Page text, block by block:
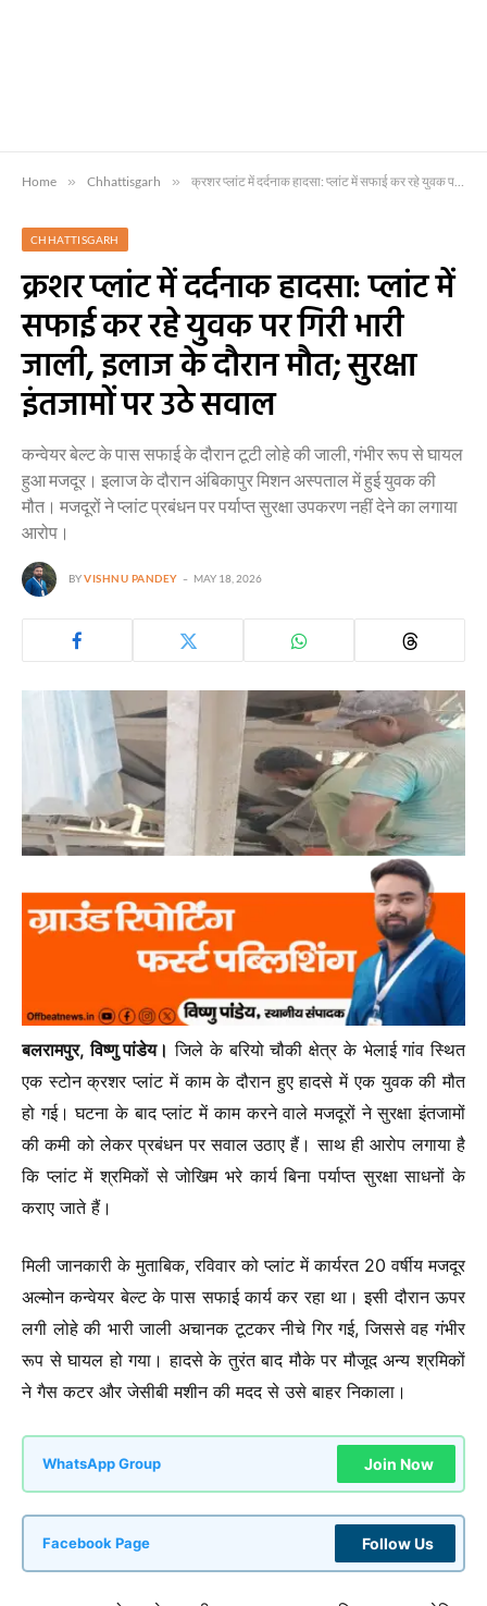
Home » Chhattisgarh » क्रशर प्लांट में दर्दनाक हादसा: प्लांट में सफाई कर रहे युवक पर गिरी भारी जाली, इलाज के दौरान मौत; सुरक्षा इंतजामों पर उठे सवाल
CHHATTISGARH
क्रशर प्लांट में दर्दनाक हादसा: प्लांट में
सफाई कर रहे युवक पर गिरी भारी
जाली, इलाज के दौरान मौत; सुरक्षा
इंतजामों पर उठे सवाल
कन्वेयर बेल्ट के पास सफाई के दौरान टूटी लोहे की जाली, गंभीर रूप से घायल
हुआ मजदूर। इलाज के दौरान अंबिकापुर मिशन अस्पताल में हुई युवक की
मौत। मजदूरों ने प्लांट प्रबंधन पर पर्याप्त सुरक्षा उपकरण नहीं देने का लगाया
आरोप।
BYVISHNU PANDEY MAY 18, 2026
बलरामपुर, विष्णु पांडेय। जिले के बरियो चौकी क्षेत्र के भेलाई गांव स्थित
एक स्टोन क्रशर प्लांट में काम के दौरान हुए हादसे में एक युवक की मौत
हो गई। घटना के बाद प्लांट में काम करने वाले मजदूरों ने सुरक्षा इंतजामों
की कमी को लेकर प्रबंधन पर सवाल उठाए हैं। साथ ही आरोप लगाया है
कि प्लांट में श्रमिकों से जोखिम भरे कार्य बिना पर्याप्त सुरक्षा साधनों के
कराए जाते हैं।
मिली जानकारी के मुताबिक, रविवार को प्लांट में कार्यरत 20 वर्षीय मजदूर
अल्मोन कन्वेयर बेल्ट के पास सफाई कार्य कर रहा था। इसी दौरान ऊपर
लगी लोहे की भारी जाली अचानक टूटकर नीचे गिर गई, जिससे वह गंभीर
रूप से घायल हो गया। हादसे के तुरंत बाद मौके पर मौजूद अन्य श्रमिकों
ने गैस कटर और जेसीबी मशीन की मदद से उसे बाहर निकाला।
WhatsApp Group Join Now
Facebook Page Follow Us